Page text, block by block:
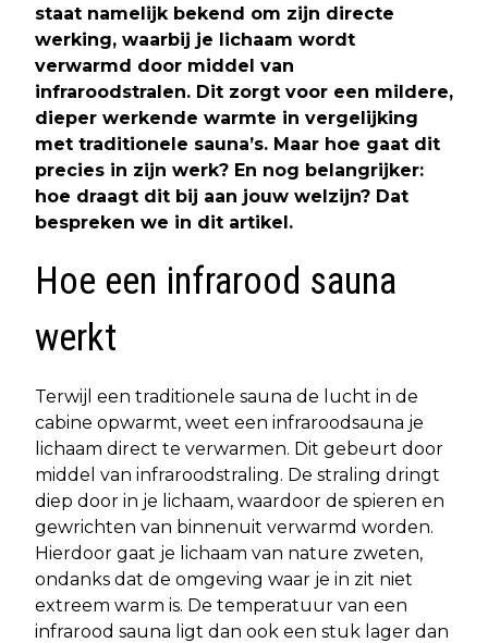
staat namelijk bekend om zijn directe
werking, waarbij je lichaam wordt
verwarmd door middel van
infraroodstralen. Dit zorgt voor een mildere,
dieper werkende warmte in vergelijking
met traditionele sauna’s. Maar hoe gaat dit
precies in zijn werk? En nog belangrijker:
hoe draagt dit bij aan jouw welzijn? Dat
bespreken we in dit artikel.
Hoe een infrarood sauna
werkt
Terwijl een traditionele sauna de lucht in de
cabine opwarmt, weet een infraroodsauna je
lichaam direct te verwarmen. Dit gebeurt door
middel van infraroodstraling. De straling dringt
diep door in je lichaam, waardoor de spieren en
gewrichten van binnenuit verwarmd worden.
Hierdoor gaat je lichaam van nature zweten,
ondanks dat de omgeving waar je in zit niet
extreem warm is. De temperatuur van een
infrarood sauna ligt dan ook een stuk lager dan